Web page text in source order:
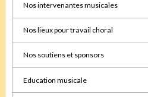
Nos intervenantes musicales
Nos lieux pour travail choral
Nos soutiens et sponsors
Education musicale